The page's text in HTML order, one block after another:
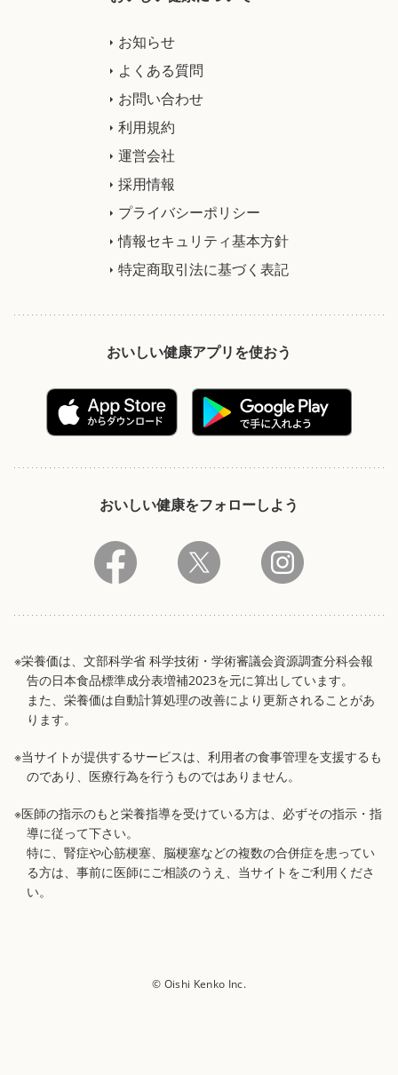
お知らせ
よくある質問
お問い合わせ
利用規約
運営会社
採用情報
プライバシーポリシー
情報セキュリティ基本方針
特定商取引法に基づく表記
おいしい健康アプリを使おう
おいしい健康をフォローしよう
※栄養価は、文部科学省 科学技術・学術審議会資源調査分科会報
告の日本食品標準成分表増補2023を元に算出しています。
また、栄養価は自動計算処理の改善により更新されることがあ
ります。
※当サイトが提供するサービスは、利用者の食事管理を支援するも
のであり、医療行為を行うものではありません。
※医師の指示のもと栄養指導を受けている方は、必ずその指示・指
導に従って下さい。
特に、腎症や心筋梗塞、脳梗塞などの複数の合併症を患ってい
る方は、事前に医師にご相談のうえ、当サイトをご利用くださ
い。
© Oishi Kenko Inc.